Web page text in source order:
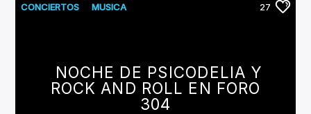
CONCIERTOS MUSICA 27
NOCHE DE PSICODELIA Y
ROCK AND ROLL EN FORO
304